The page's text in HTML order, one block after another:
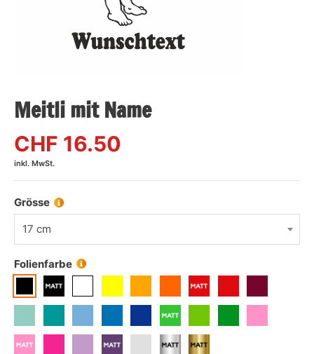
Meitli mit Name
CHF 16.50
inkl. MwSt.
Grösse
17 cm
Folienfarbe